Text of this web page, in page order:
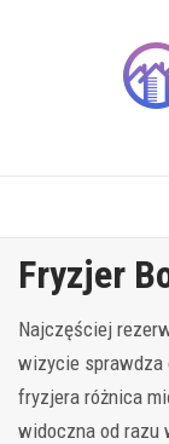
Fryzjer
Najczęściej
wizycie sprawdza
fryzjera różnica
widoczna od razu